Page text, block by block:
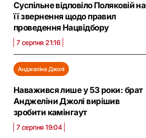
Суспільне відповіло Поляковій на
її звернення щодо правил
проведення Нацвідбору
7 серпня 21:16
Анджеліна Джолі
Наважився лише у 53 роки: брат
Анджеліни Джолі вирішив
зробити камінгаут
7 серпня 19:04